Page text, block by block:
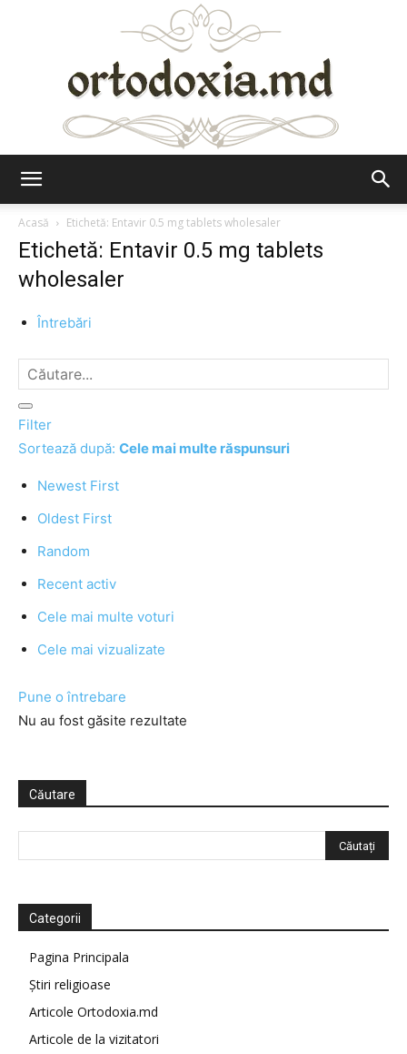
Acasă
Etichetă: Entavir 0.5 mg tablets wholesaler
Etichetă: Entavir 0.5 mg tablets
wholesaler
Întrebări
Filter
Sortează după: Cele mai multe răspunsuri
Newest First
Oldest First
Random
Recent activ
Cele mai multe voturi
Cele mai vizualizate
Pune o întrebare
Nu au fost găsite rezultate
Căutare
Categorii
Pagina Principala
Știri religioase
Articole Ortodoxia.md
Articole de la vizitatori